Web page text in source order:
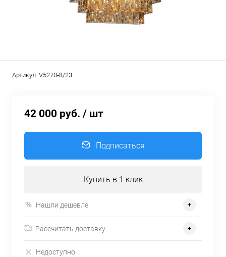
Артикул: V5270-8/23
42 000 руб. / шт
Подписаться
Купить в 1 клик
Нашли дешевле
Рассчитать доставку
Недоступно